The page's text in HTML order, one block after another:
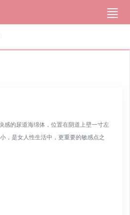
感的尿道海绵体，位置在阴道上壁一寸左
，是女人性生活中，更重要的敏感点之